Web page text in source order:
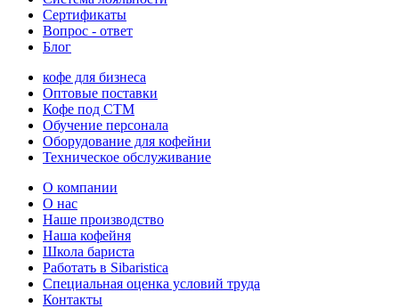
Сертификаты
Вопрос - ответ
Блог
кофе для бизнеса
Оптовые поставки
Кофе под СТМ
Обучение персонала
Оборудование для кофейни
Техническое обслуживание
О компании
О нас
Наше производство
Наша кофейня
Школа бариста
Работать в Sibaristica
Специальная оценка условий труда
Контакты